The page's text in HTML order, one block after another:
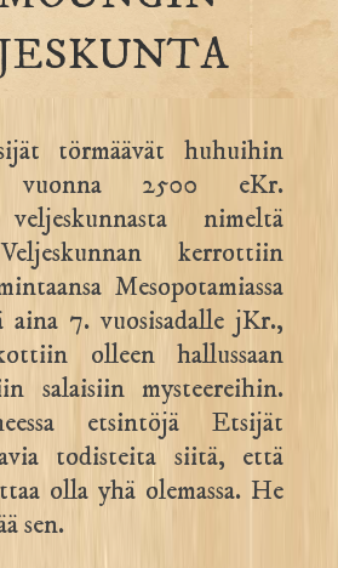
törmäävät huhuihin
vuonna 2500 eKr.
nimeltä
kerrottiin
Mesopotamiassa
aina 7. vuosisadalle jKr.,
olleen hallussaan
salaisiin mysteereihin.
etsintöjä Etsijät
todisteita siitä, että
olla yhä olemassa. He
sen.